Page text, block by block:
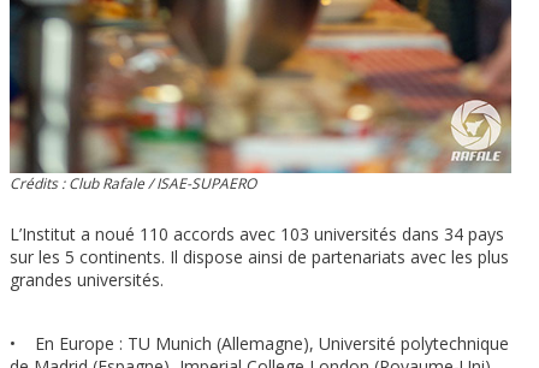
Crédits : Club Rafale / ISAE-SUPAERO
L’Institut a noué 110 accords avec 103 universités dans 34 pays
sur les 5 continents. Il dispose ainsi de partenariats avec les plus
grandes universités.
• En Europe : TU Munich (Allemagne), Université polytechnique